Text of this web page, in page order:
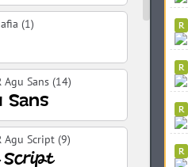
(1)
Agu Sans (14)
Agu Script (9)